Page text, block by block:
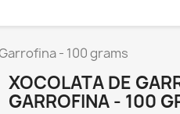
- 100 grams
XOCOLATA DE
GARROFINA - 100